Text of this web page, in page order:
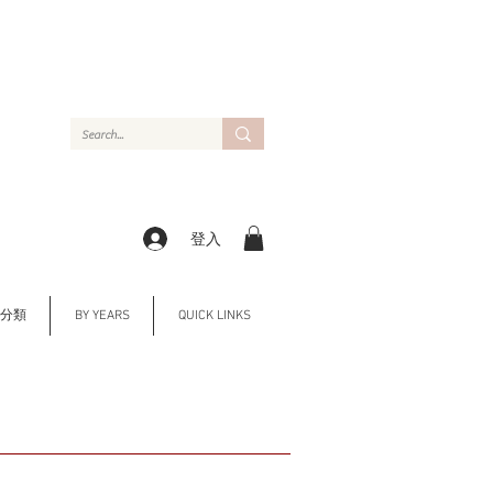
登入
分類 BY YEARS QUICK LINKS